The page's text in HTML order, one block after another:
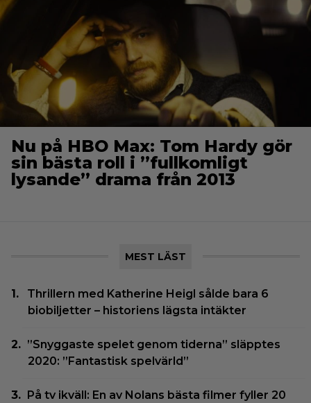
Nu på HBO Max: Tom Hardy gör
sin bästa roll i ”fullkomligt
lysande” drama från 2013
MEST LÄST
Thrillern med Katherine Heigl sålde bara 6
biobiljetter – historiens lägsta intäkter
”Snyggaste spelet genom tiderna” släpptes
2020: ”Fantastisk spelvärld”
På tv ikväll: En av Nolans bästa filmer fyller 20